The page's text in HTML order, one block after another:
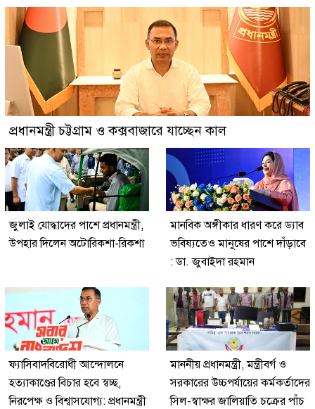
প্রধানমন্ত্রী চট্টগ্রাম ও কক্সবাজারে যাচ্ছেন কাল
জুলাই যোদ্ধাদের পাশে প্রধানমন্ত্রী,
উপহার দিলেন অটোরিকশা-রিকশা
মানবিক অঙ্গীকার ধারণ করে ড্যাব
ভবিষ্যতেও মানুষের পাশে দাঁড়াবে
: ডা. জুবাইদা রহমান
ফ্যাসিবাদবিরোধী আন্দোলনে
হত্যাকাণ্ডের বিচার হবে স্বচ্ছ,
নিরপেক্ষ ও বিশ্বাসযোগ্য: প্রধানমন্ত্রী
মাননীয় প্রধানমন্ত্রী, মন্ত্রীবর্গ ও
সরকারের উচ্চপর্যায়ের কর্মকর্তাদের
সিল-স্বাক্ষর জালিয়াতি চক্রের পাঁচ